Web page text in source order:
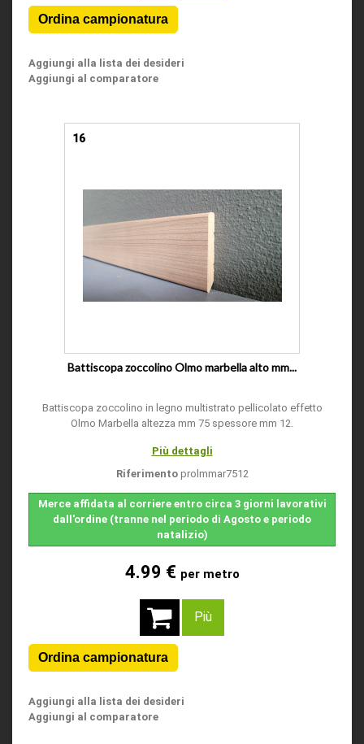
Aggiungi alla lista dei desideri
Aggiungi al comparatore
16
Battiscopa zoccolino Olmo marbella alto mm...
Battiscopa zoccolino in legno multistrato pellicolato effetto
Olmo Marbella altezza mm 75 spessore mm 12.
Più dettagli
Riferimento prolmmar7512
Merce affidata al corriere entro circa 3 giorni lavorativi
dall'ordine (tranne nel periodo di Agosto e periodo
natalizio)
4.99 € per metro
Più
Aggiungi alla lista dei desideri
Aggiungi al comparatore